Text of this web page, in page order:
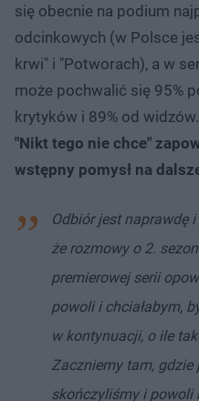
się obecnie na podium
odcinkowych (w Polsce
krwi" i "Potworach), a w
może pochwalić się 95%
krytyków i 89% od widzów.
"Nikt tego nie chce"
wstępny pomysł na
Odbiór jest naprawdę
że rozmowy o 2.
premierowej serii
powoli i chciałabym,
w kontynuacji, o ile
Zaczniemy tam, gdzie
skończyliśmy i powoli